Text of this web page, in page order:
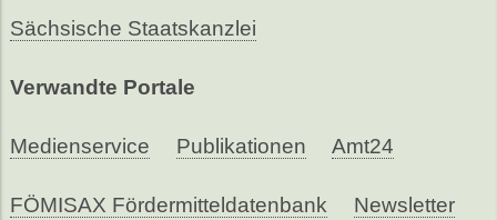
Sächsische Staatskanzlei
Verwandte Portale
Medienservice Publikationen Amt24
FÖMISAX Fördermitteldatenbank Newsletter